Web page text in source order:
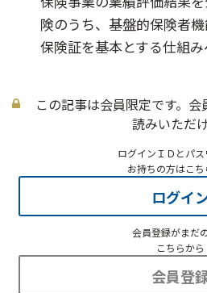
険のうち、基盤的保険者
保険証を基本とする仕組
この記事は会員限定です。
読みいただけ
ログインＩＤとパ
お持ちの方はこち
ログイ
会員登録がまだ
こちらから
会員登